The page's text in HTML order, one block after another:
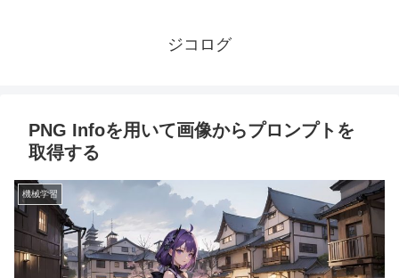
ジコログ
PNG Infoを用いて画像からプロンプトを
取得する
機械学習